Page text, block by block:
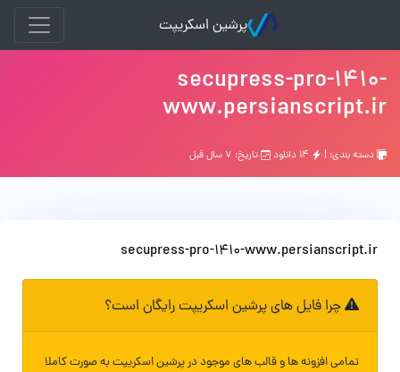
پرشین اسکریپت
secupress-pro-1410-
www.persianscript.ir
دسته بندی: | تاریخ: ۷ سال قبل
secupress-pro-1410-www.persianscript.ir
چرا فایل های پرشین اسکریپت رایگان است؟
تمامی افزونه ها و قالب های موجود در پرشین اسکریپت به صورت کاملا